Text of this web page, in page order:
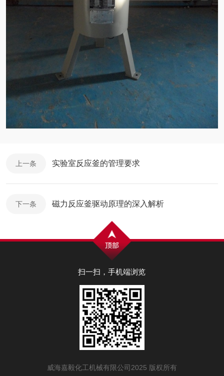
上一条 实验室反应釜的管理要求
下一条 磁力反应釜驱动原理的深入解析
扫一扫，手机端浏览
威海嘉毅化工机械有限公司2025 版权所有